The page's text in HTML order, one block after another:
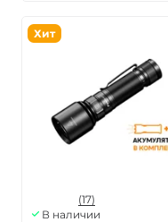
Хит
(17)
В наличии